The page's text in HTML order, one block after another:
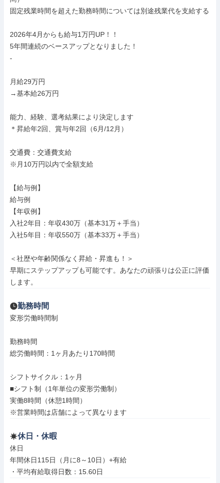
固定残業時間を超えた勤務時間については別途残業代を支給する
2026年4月からも給与1万円UP！！
5年間連続のベースアップとなりました！
-
月給29万円
→基本給26万円
能力、経験、選考結果により決定します
＊昇給年2回、賞与年2回（6月/12月）
交通費：交通費支給
※月10万円以内で全額支給
【給与例】
給与例
【年収例】
入社2年目：年収430万（基本31万＋手当）
入社5年目：年収550万（基本33万＋手当）
＜社歴や年齢関係なく昇給・昇進も！＞
早期にステップアップも可能です。あなたの頑張りは公正に評価
します。
勤務時間
変形労働時間制
勤務時間
総労働時間：1ヶ月あたり170時間
シフトサイクル：1ヶ月
■シフト制（1年単位の変形労働制）
実働8時間（休憩1時間）
※営業時間は店舗によって異なります
休日・休暇
休日
年間休日115日（月に8～10日）+有給
・平均有給取得日数：15.60日